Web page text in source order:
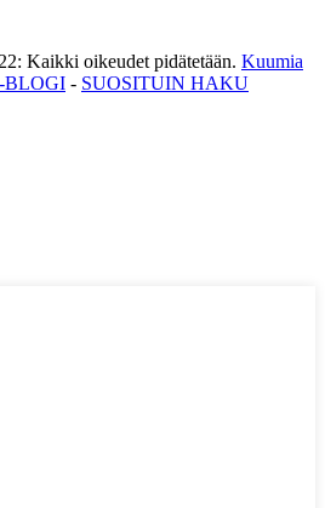
Kaikki oikeudet pidätetään. Kuumia
BLOGI - SUOSITUIN HAKU